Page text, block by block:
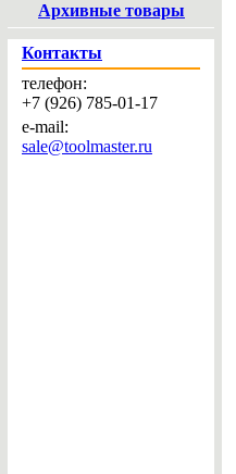
Архивные товары
Контакты
телефон:
+7 (926) 785-01-17
e-mail:
sale@toolmaster.ru